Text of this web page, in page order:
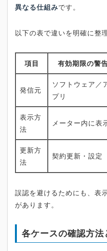
異なる仕組みです。
以下の表で違いを明確に整
項目 有効期限の警
発信元
ソフトウェア／
プリ
表示方
法
メーター内に表
更新方
法
契約更新・設定
誤認を避けるためにも、表
があります。
各ケースの確認方